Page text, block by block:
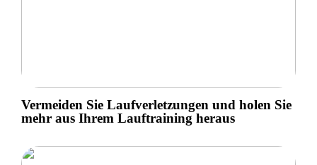
Vermeiden Sie Laufverletzungen und holen Sie
mehr aus Ihrem Lauftraining heraus